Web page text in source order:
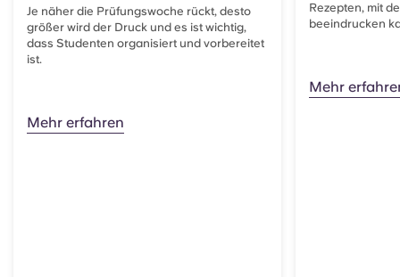
Je näher die Prüfungswoche rückt, desto
größer wird der Druck und es ist wichtig,
dass Studenten organisiert und vorbereitet
ist.
Mehr erfahren
Rezepten, mit
beeindrucken
Mehr